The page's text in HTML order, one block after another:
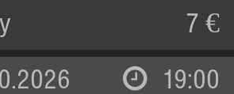
7 €
19:00